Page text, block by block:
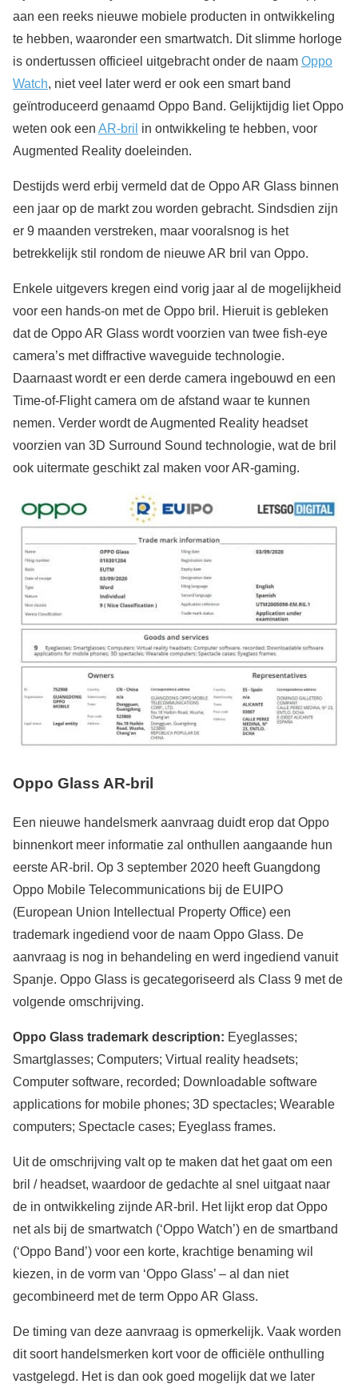
aan een reeks nieuwe mobiele producten in ontwikkeling
te hebben, waaronder een smartwatch. Dit slimme horloge
is ondertussen officieel uitgebracht onder de naam Oppo
Watch, niet veel later werd er ook een smart band
geïntroduceerd genaamd Oppo Band. Gelijktijdig liet Oppo
weten ook een AR-bril in ontwikkeling te hebben, voor
Augmented Reality doeleinden.
Destijds werd erbij vermeld dat de Oppo AR Glass binnen
een jaar op de markt zou worden gebracht. Sindsdien zijn
er 9 maanden verstreken, maar vooralsnog is het
betrekkelijk stil rondom de nieuwe AR bril van Oppo.
Enkele uitgevers kregen eind vorig jaar al de mogelijkheid
voor een hands-on met de Oppo bril. Hieruit is gebleken
dat de Oppo AR Glass wordt voorzien van twee fish-eye
camera’s met diffractive waveguide technologie.
Daarnaast wordt er een derde camera ingebouwd en een
Time-of-Flight camera om de afstand waar te kunnen
nemen. Verder wordt de Augmented Reality headset
voorzien van 3D Surround Sound technologie, wat de bril
ook uitermate geschikt zal maken voor AR-gaming.
Oppo Glass AR-bril
Een nieuwe handelsmerk aanvraag duidt erop dat Oppo
binnenkort meer informatie zal onthullen aangaande hun
eerste AR-bril. Op 3 september 2020 heeft Guangdong
Oppo Mobile Telecommunications bij de EUIPO
(European Union Intellectual Property Office) een
trademark ingediend voor de naam Oppo Glass. De
aanvraag is nog in behandeling en werd ingediend vanuit
Spanje. Oppo Glass is gecategoriseerd als Class 9 met de
volgende omschrijving.
Oppo Glass trademark description: Eyeglasses;
Smartglasses; Computers; Virtual reality headsets;
Computer software, recorded; Downloadable software
applications for mobile phones; 3D spectacles; Wearable
computers; Spectacle cases; Eyeglass frames.
Uit de omschrijving valt op te maken dat het gaat om een
bril / headset, waardoor de gedachte al snel uitgaat naar
de in ontwikkeling zijnde AR-bril. Het lijkt erop dat Oppo
net als bij de smartwatch (‘Oppo Watch’) en de smartband
(‘Oppo Band’) voor een korte, krachtige benaming wil
kiezen, in de vorm van ‘Oppo Glass’ – al dan niet
gecombineerd met de term Oppo AR Glass.
De timing van deze aanvraag is opmerkelijk. Vaak worden
dit soort handelsmerken kort voor de officiële onthulling
vastgelegd. Het is dan ook goed mogelijk dat we later